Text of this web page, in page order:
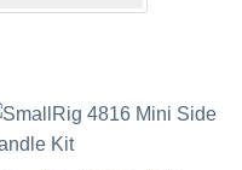
De
väljas
på